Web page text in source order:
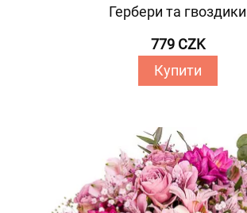
Гербери та гвоздики
779 CZK
Купити